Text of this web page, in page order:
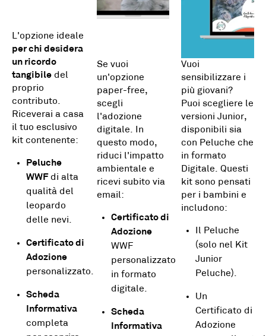
L'opzione ideale
per chi desidera
un ricordo
tangibile del
proprio
contributo.
Riceverai a casa
il tuo esclusivo
kit contenente:
Peluche
WWFdi alta
qualità del
leopardo
delle nevi.
Certificato di
Adozione
personalizzato.
Scheda
Informativa
completa
Se vuoi
un'opzione
paper-free,
scegli
l'adozione
digitale. In
questo modo,
riduci l'impatto
ambientale e
ricevi subito via
email:
Certificato di
Adozione
WWF
personalizzato
in formato
digitale.
Scheda
Informativa
Vuoi
sensibilizzare i
più giovani?
Puoi scegliere le
versioni Junior,
disponibili sia
con Peluche che
in formato
Digitale. Questi
kit sono pensati
per i bambini e
includono:
Il Peluche
(solo nel Kit
Junior
Peluche).
Un
Certificato di
Adozione